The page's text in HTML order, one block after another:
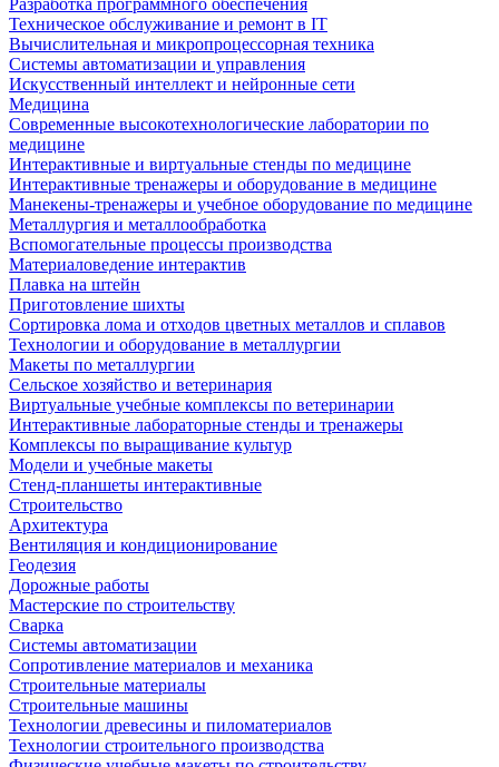
Разработка программного обеспечения
Техническое обслуживание и ремонт в IT
Вычислительная и микропроцессорная техника
Системы автоматизации и управления
Искусственный интеллект и нейронные сети
Медицина
Современные высокотехнологические лаборатории по
медицине
Интерактивные и виртуальные стенды по медицине
Интерактивные тренажеры и оборудование в медицине
Манекены-тренажеры и учебное оборудование по медицине
Металлургия и металлообработка
Вспомогательные процессы производства
Материаловедение интерактив
Плавка на штейн
Приготовление шихты
Сортировка лома и отходов цветных металлов и сплавов
Технологии и оборудование в металлургии
Макеты по металлургии
Сельское хозяйство и ветеринария
Виртуальные учебные комплексы по ветеринарии
Интерактивные лабораторные стенды и тренажеры
Комплексы по выращивание культур
Модели и учебные макеты
Стенд-планшеты интерактивные
Строительство
Архитектура
Вентиляция и кондиционирование
Геодезия
Дорожные работы
Мастерские по строительству
Сварка
Системы автоматизации
Сопротивление материалов и механика
Строительные материалы
Строительные машины
Технологии древесины и пиломатериалов
Технологии строительного производства